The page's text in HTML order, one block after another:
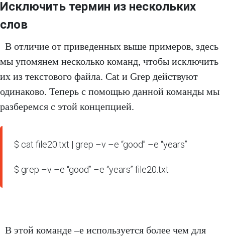
Исключить термин из нескольких
слов
В отличие от приведенных выше примеров, здесь
мы упомянем несколько команд, чтобы исключить
их из текстового файла. Cat и Grep действуют
одинаково. Теперь с помощью данной команды мы
разберемся с этой концепцией.
$ cat file20.txt | grep –v –e “good” –e “years”
$ grep –v –e “good” –e “years” file20.txt
В этой команде –e используется более чем для